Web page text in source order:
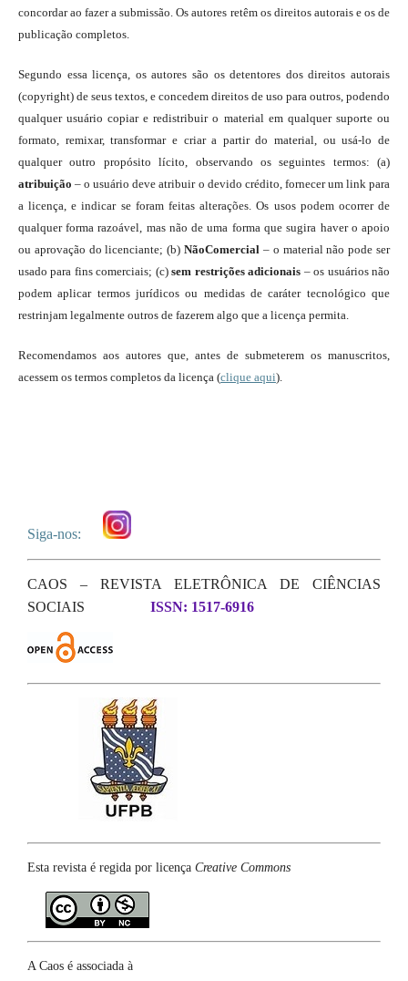
concordar ao fazer a submissão. Os autores retêm os direitos autorais e os de
publicação completos.
Segundo essa licença, os autores são os detentores dos direitos autorais
(copyright) de seus textos, e concedem direitos de uso para outros, podendo
qualquer usuário copiar e redistribuir o material em qualquer suporte ou
formato, remixar, transformar e criar a partir do material, ou usá-lo de
qualquer outro propósito lícito, observando os seguintes termos: (a)
atribuição – o usuário deve atribuir o devido crédito, fornecer um link para
a licença, e indicar se foram feitas alterações. Os usos podem ocorrer de
qualquer forma razoável, mas não de uma forma que sugira haver o apoio
ou aprovação do licenciante; (b)NãoComercial – o material não pode ser
usado para fins comerciais; (c)sem restrições adicionais – os usuários não
podem aplicar termos jurídicos ou medidas de caráter tecnológico que
restrinjam legalmente outros de fazerem algo que a licença permita.
Recomendamos aos autores que, antes de submeterem os manuscritos,
acessem os termos completos da licença (clique aqui).
Siga-nos:
CAOS – REVISTA ELETRÔNICA DE CIÊNCIAS
SOCIAIS
ISSN: 1517-6916
Esta revista é regida por licença Creative Commons
A Caos é associada à